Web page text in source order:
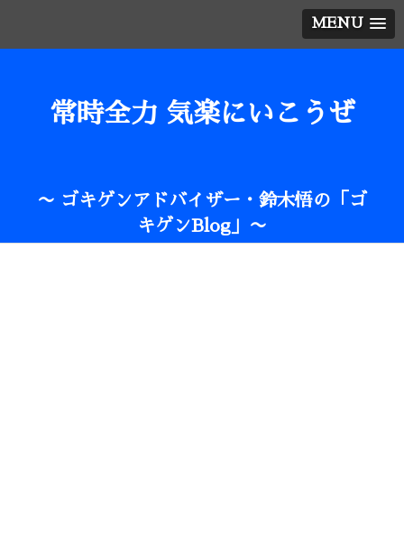
MENU
常時全力 気楽にいこうぜ
〜 ゴキゲンアドバイザー・鈴木悟の「ゴ
キゲンBlog」〜